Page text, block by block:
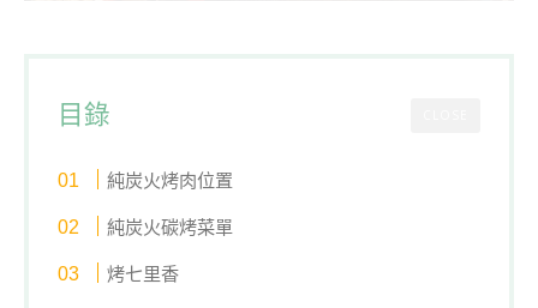
目錄
純炭火烤肉位置
純炭火碳烤菜單
烤七里香